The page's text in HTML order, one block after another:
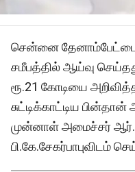
சென்னை
சமீபத்தில் ஆய்வு
ரூ.21 கோடியை
சுட்டிக்காட்டிய
முன்னாள் அமைச்சர்
பி.கே.சேகர்பாபுவிடம்